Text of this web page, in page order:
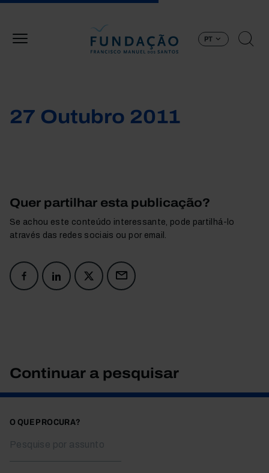
PT
27 Outubro 2011
Quer partilhar esta publicação?
Se achou este conteúdo interessante, pode partilhá-lo
através das redes sociais ou por email.
Continuar a pesquisar
O QUE PROCURA?